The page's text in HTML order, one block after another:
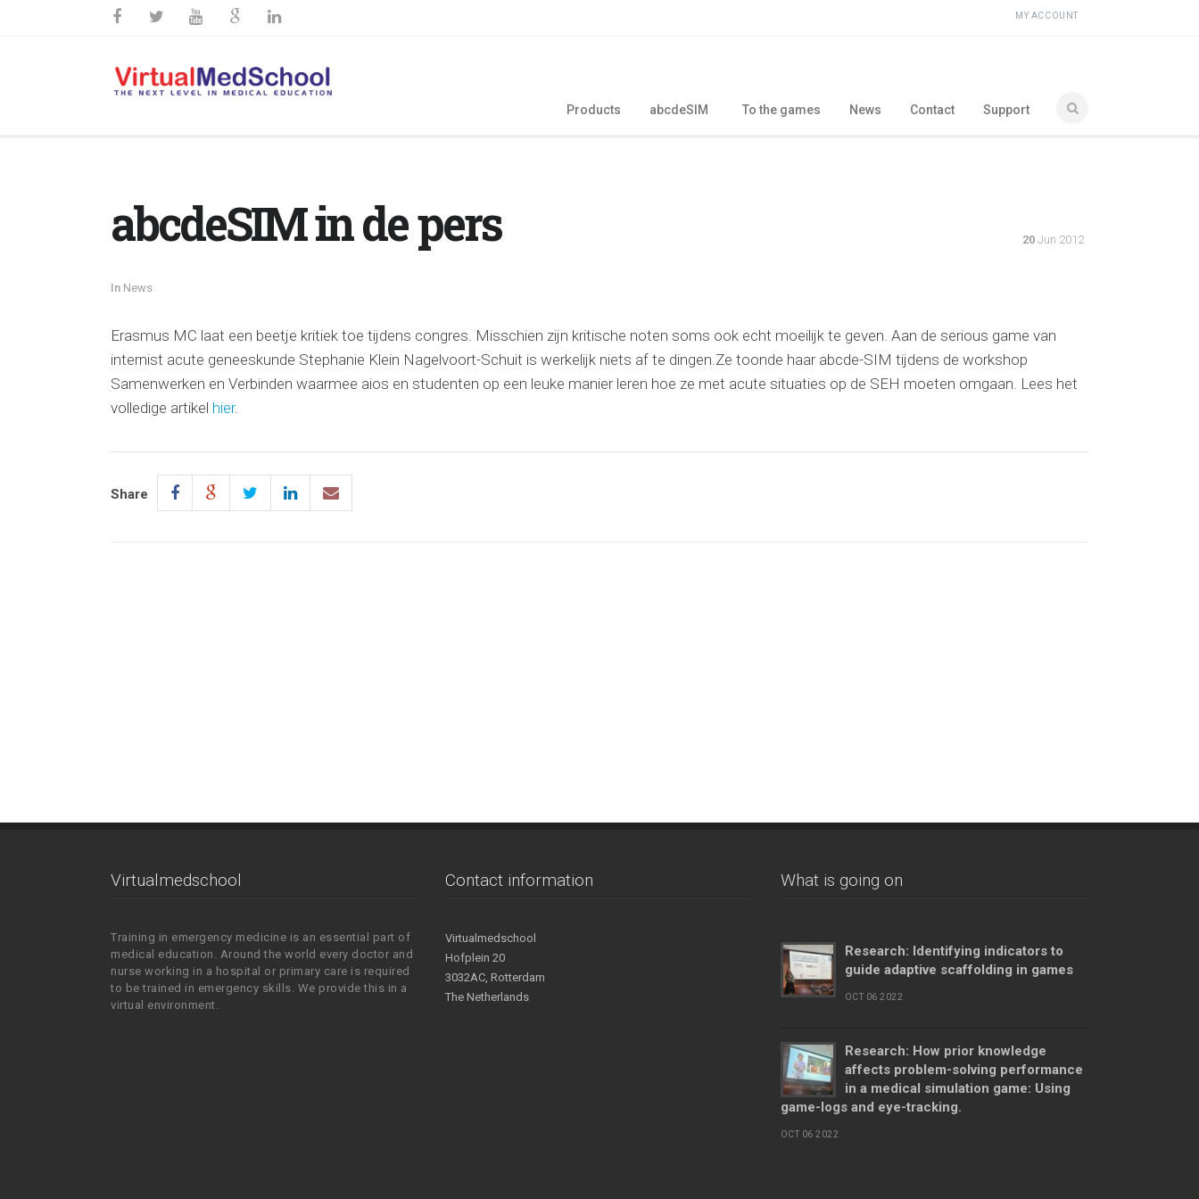
MY ACCOUNT
Products abcdeSIM To the games News Contact Support
abcdeSIM in de pers
In News
20 Jun 2012
Erasmus MC laat een beetje kritiek toe tijdens congres. Misschien zijn kritische noten soms ook echt moeilijk te geven. Aan de serious game van
internist acute geneeskunde Stephanie Klein Nagelvoort-Schuit is werkelijk niets af te dingen.Ze toonde haar abcde-SIM tijdens de workshop
Samenwerken en Verbinden waarmee aios en studenten op een leuke manier leren hoe ze met acute situaties op de SEH moeten omgaan. Lees het
volledige artikel hier.
Share
Virtualmedschool
Training in emergency medicine is an essential part of
medical education. Around the world every doctor and
nurse working in a hospital or primary care is required
to be trained in emergency skills. We provide this in a
virtual environment.
Contact information
Virtualmedschool
Hofplein 20
3032AC, Rotterdam
The Netherlands
What is going on
Research: Identifying indicators to
guide adaptive scaffolding in games
OCT 06 2022
Research: How prior knowledge
affects problem-solving performance
in a medical simulation game: Using
game-logs and eye-tracking.
OCT 06 2022